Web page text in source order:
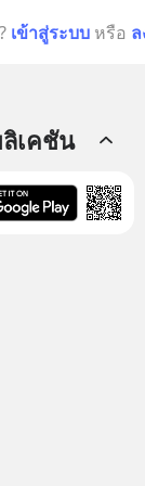
เข้าสู่ระบบ หรือ
เคชัน